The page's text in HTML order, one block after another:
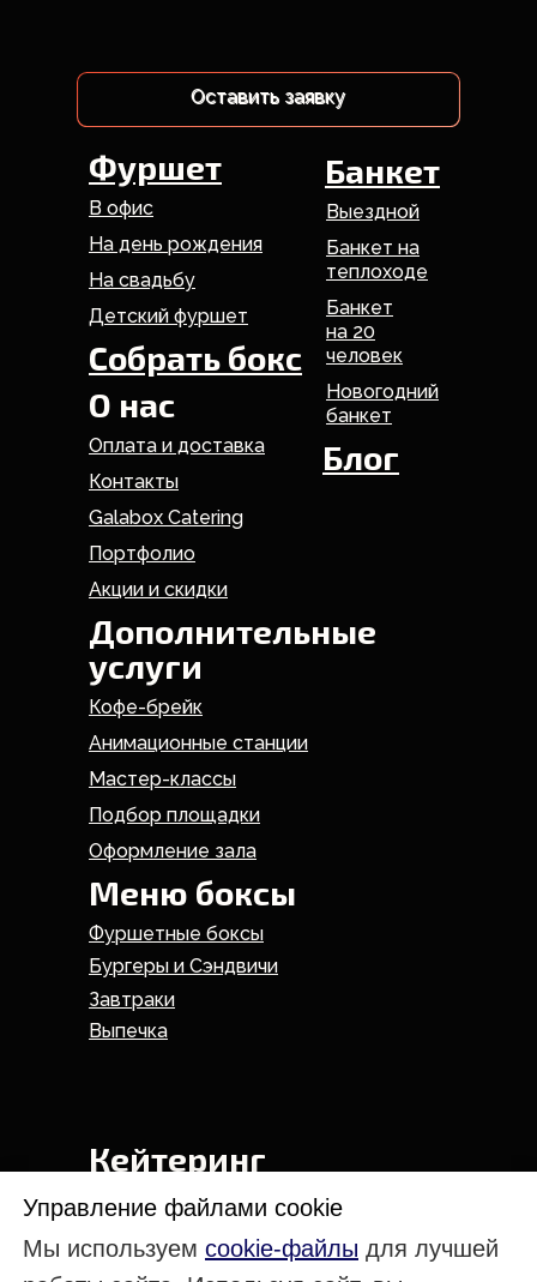
Оставить заявку
Меню боксы
Фуршетные боксы
Бургеры и Сэндвичи
Завтраки
Выпечка
Дополнительные
услуги
О нас
Кофе-брейк
Оплата и доставка
Портфолио
Анимационные станции
Оставить заявку
Контакты
Кейтеринг
На день рождения
Свадебный кейтеринг
Кейтеринг на дом
Фуршет
В офис
На свадьбу
Детский фуршет
Собрать бокс
Банкет
Выездной
Банкет на
теплоходе
Банкет
на 20
человек
Новогодний
банкет
Акции и скидки
Мастер-классы
Подбор площадки
Оформление зала
Galabox Catering
На день рождения
Блог
Управление файлами cookie
Мы используем cookie-файлы для лучшей